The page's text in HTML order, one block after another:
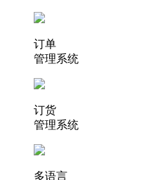
订单
管理系统
订货
管理系统
多语言